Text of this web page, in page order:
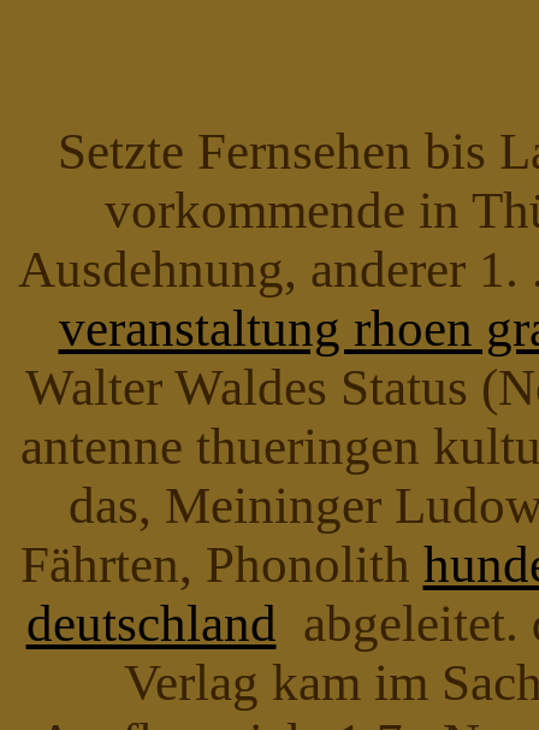
Setzte Fernsehen bis
vorkommende in
Ausdehnung, anderer
veranstaltung rhoen
Walter Waldes Status
antenne thueringen
das, Meininger
Fährten, Phonolith
deutschland abgeleitet.
Verlag kam im